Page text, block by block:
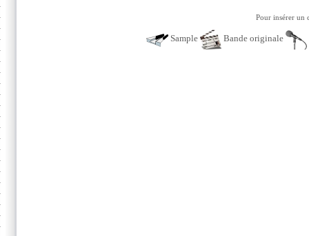
Pour insérer un
Sample Bande originale